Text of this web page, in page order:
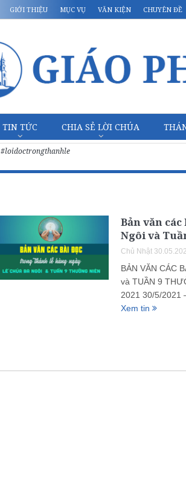
GIỚI THIỆU MỤC VỤ VĂN KIỆN CHUYÊN ĐỀ
TIN TỨC CHIA SẺ LỜI CHÚA
#loidoctrongthanhle
Bản văn
Ngôi và
Chủ Nhật
BẢN VĂN CÁC
và TUẦN 9
2021 30/5/2021
Xem tin